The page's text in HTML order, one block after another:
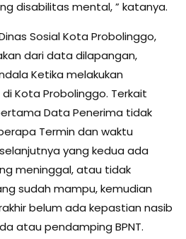
disabilitas mental, ” katanya.
Sosial Kota Probolinggo,
dari data dilapangan,
Ketika melakukan
Kota Probolinggo. Terkait
Data Penerima tidak
Termin dan waktu
yang kedua ada
meninggal, atau tidak
sudah mampu, kemudian
belum ada kepastian nasib
atau pendamping BPNT.